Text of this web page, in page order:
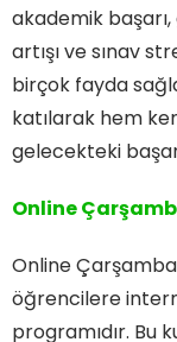
akademik
artışı ve sınav
birçok fayda
katılarak hem
gelecekteki
Online
Online
öğrencilere
programıdır. Bu